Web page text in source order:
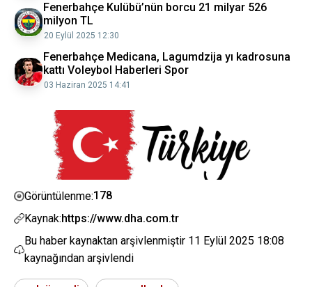
Fenerbahçe Kulübü’nün borcu 21 milyar 526
milyon TL
20 Eylül 2025 12:30
Fenerbahçe Medicana, Lagumdzija yı kadrosuna
kattı Voleybol Haberleri Spor
03 Haziran 2025 14:41
Görüntülenme:178
Kaynak:https://www.dha.com.tr
Bu haber kaynaktan arşivlenmiştir 11 Eylül 2025 18:08
kaynağından arşivlendi